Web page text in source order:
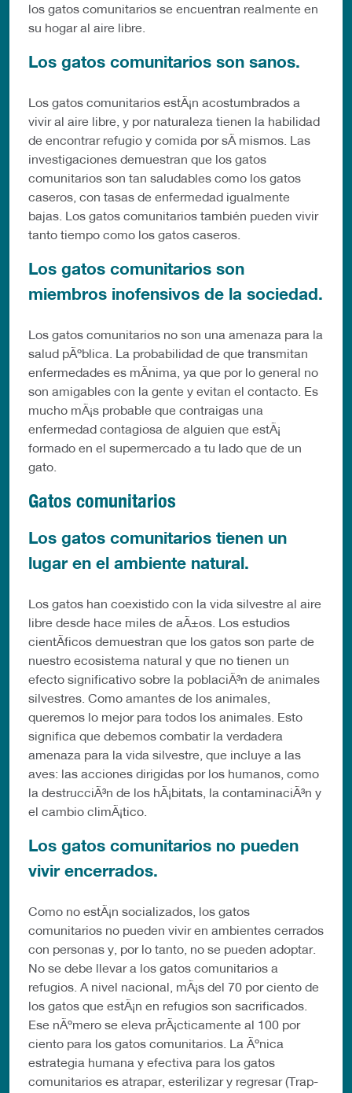
los gatos comunitarios se encuentran realmente en
su hogar al aire libre.
Los gatos comunitarios son sanos.
Los gatos comunitarios estÃ¡n acostumbrados a
vivir al aire libre, y por naturaleza tienen la habilidad
de encontrar refugio y comida por sÃ­ mismos. Las
investigaciones demuestran que los gatos
comunitarios son tan saludables como los gatos
caseros, con tasas de enfermedad igualmente
bajas. Los gatos comunitarios también pueden vivir
tanto tiempo como los gatos caseros.
Los gatos comunitarios son
miembros inofensivos de la sociedad.
Los gatos comunitarios no son una amenaza para la
salud pÃºblica. La probabilidad de que transmitan
enfermedades es mÃ­nima, ya que por lo general no
son amigables con la gente y evitan el contacto. Es
mucho mÃ¡s probable que contraigas una
enfermedad contagiosa de alguien que estÃ¡
formado en el supermercado a tu lado que de un
gato.
Gatos comunitarios
Los gatos comunitarios tienen un
lugar en el ambiente natural.
Los gatos han coexistido con la vida silvestre al aire
libre desde hace miles de aÃ±os. Los estudios
cientÃ­ficos demuestran que los gatos son parte de
nuestro ecosistema natural y que no tienen un
efecto significativo sobre la poblaciÃ³n de animales
silvestres. Como amantes de los animales,
queremos lo mejor para todos los animales. Esto
significa que debemos combatir la verdadera
amenaza para la vida silvestre, que incluye a las
aves: las acciones dirigidas por los humanos, como
la destrucciÃ³n de los hÃ¡bitats, la contaminaciÃ³n y
el cambio climÃ¡tico.
Los gatos comunitarios no pueden
vivir encerrados.
Como no estÃ¡n socializados, los gatos
comunitarios no pueden vivir en ambientes cerrados
con personas y, por lo tanto, no se pueden adoptar.
No se debe llevar a los gatos comunitarios a
refugios. A nivel nacional, mÃ¡s del 70 por ciento de
los gatos que estÃ¡n en refugios son sacrificados.
Ese nÃºmero se eleva prÃ¡cticamente al 100 por
ciento para los gatos comunitarios. La Ãºnica
estrategia humana y efectiva para los gatos
comunitarios es atrapar, esterilizar y regresar (Trap-